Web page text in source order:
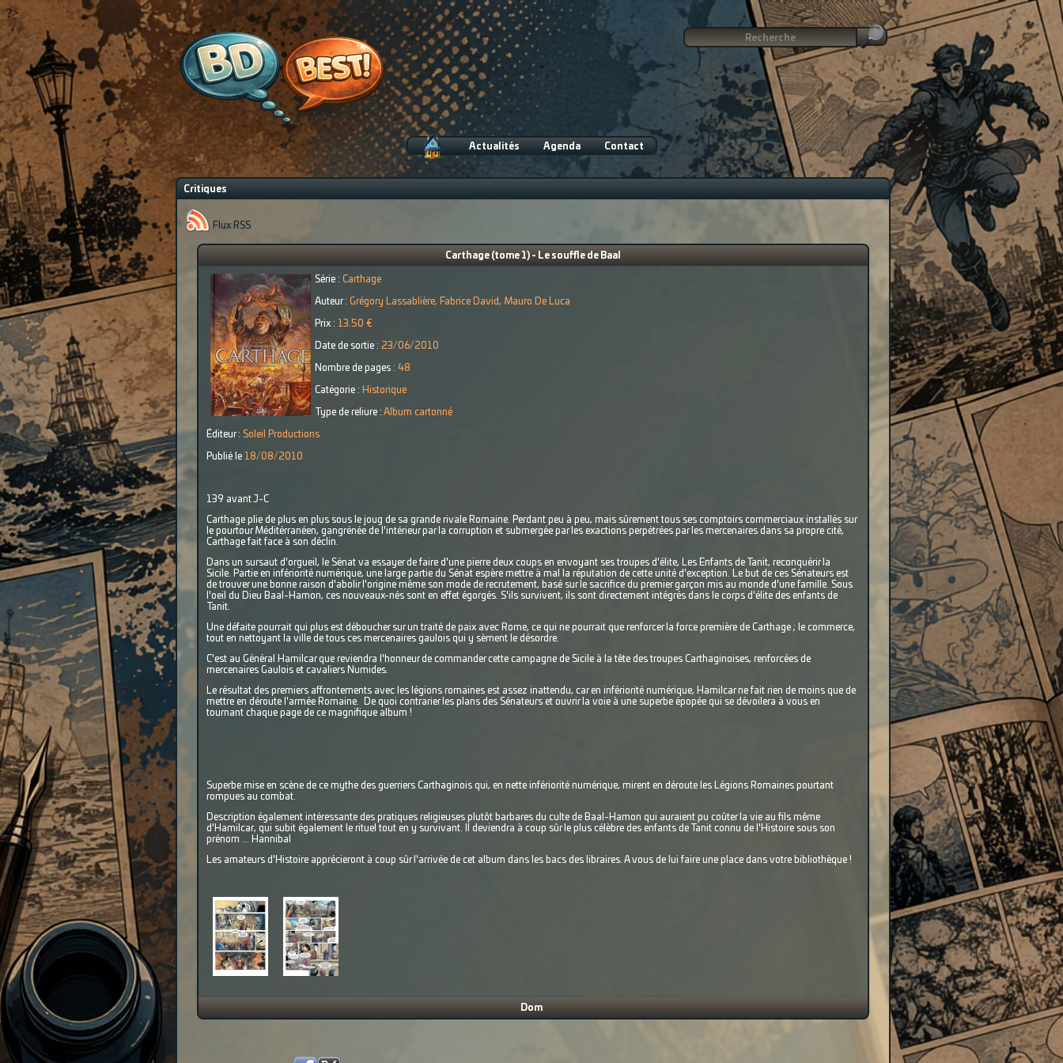
?>
Actualités Agenda Contact
Critiques
Flux RSS
Carthage (tome 1) - Le souffle de Baal
Série : Carthage
Auteur : Grégory Lassablière, Fabrice David, Mauro De Luca
Prix : 13.50 €
Date de sortie : 23/06/2010
Nombre de pages : 48
Catégorie : Historique
Type de reliure : Album cartonné
Éditeur : Soleil Productions
Publié le 18/08/2010
139 avant J-C
Carthage plie de plus en plus sous le joug de sa grande rivale Romaine. Perdant peu à peu, mais sûrement tous ses comptoirs commerciaux installés sur
le pourtour Méditérranéen, gangrénée de l'intérieur par la corruption et submergée par les exactions perpétrées par les mercenaires dans sa propre cité,
Carthage fait face à son déclin.
Dans un sursaut d'orgueil, le Sénat va essayer de faire d'une pierre deux coups en envoyant ses troupes d'élite, Les Enfants de Tanit, reconquérir la
Sicile. Partie en infériorité numérique, une large partie du Sénat espère mettre à mal la réputation de cette unité d'exception. Le but de ces Sénateurs est
de trouver une bonne raison d'abolir l'origine même son mode de recrutement, basé sur le sacrifice du premier garçon mis au monde d'une famille. Sous
l'oeil du Dieu Baal-Hamon, ces nouveaux-nés sont en effet égorgés. S'ils survivent, ils sont directement intégrés dans le corps d'élite des enfants de
Tanit.
Une défaite pourrait qui plus est déboucher sur un traité de paix avec Rome, ce qui ne pourrait que renforcer la force première de Carthage ; le commerce,
tout en nettoyant la ville de tous ces mercenaires gaulois qui y sèment le désordre.
C'est au Général Hamilcar que reviendra l'honneur de commander cette campagne de Sicile à la tête des troupes Carthaginoises, renforcées de
mercenaires Gaulois et cavaliers Numides.
Le résultat des premiers affrontements avec les légions romaines est assez inattendu, car en infériorité numérique, Hamilcar ne fait rien de moins que de
mettre en déroute l'armée Romaine. De quoi contrarier les plans des Sénateurs et ouvrir la voie à une superbe épopée qui se dévoilera à vous en
tournant chaque page de ce magnifique album !
Superbe mise en scène de ce mythe des guerriers Carthaginois qui, en nette infériorité numérique, mirent en déroute les Légions Romaines pourtant
rompues au combat.
Description également intéressante des pratiques religieuses plutôt barbares du culte de Baal-Hamon qui auraient pu coûter la vie au fils même
d'Hamilcar, qui subit également le rituel tout en y survivant. Il deviendra à coup sûr le plus célèbre des enfants de Tanit connu de l'Histoire sous son
prénom ... Hannibal
Les amateurs d'Histoire apprécieront à coup sûr l'arrivée de cet album dans les bacs des libraires. A vous de lui faire une place dans votre bibliothèque !
Dom